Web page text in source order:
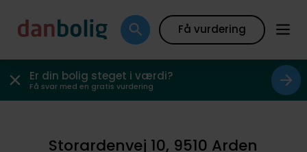
Få vurdering
Er din bolig steget i værdi?
Få svar med en gratis vurdering
Storardenvej 10, 9510 Arden